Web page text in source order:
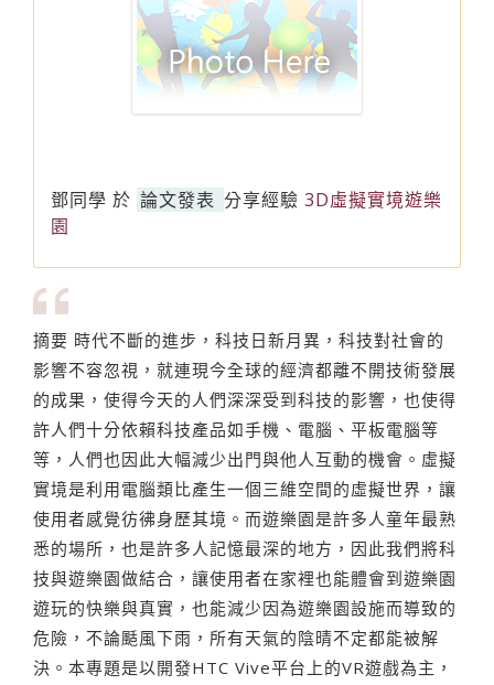
鄧同學 於 論文發表 分享經驗 3D虛擬實境遊樂
園
摘要 時代不斷的進步，科技日新月異，科技對社會的
影響不容忽視，就連現今全球的經濟都離不開技術發展
的成果，使得今天的人們深深受到科技的影響，也使得
許人們十分依賴科技產品如手機、電腦、平板電腦等
等，人們也因此大幅減少出門與他人互動的機會。虛擬
實境是利用電腦類比產生一個三維空間的虛擬世界，讓
使用者感覺彷彿身歷其境。而遊樂園是許多人童年最熟
悉的場所，也是許多人記憶最深的地方，因此我們將科
技與遊樂園做結合，讓使用者在家裡也能體會到遊樂園
遊玩的快樂與真實，也能減少因為遊樂園設施而導致的
危險，不論颳風下雨，所有天氣的陰晴不定都能被解
決。本專題是以開發HTC Vive平台上的VR遊戲為主，